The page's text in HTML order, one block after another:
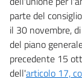
parte del
il 30 novembre,
del piano
precedente 15
dell'articolo 17,